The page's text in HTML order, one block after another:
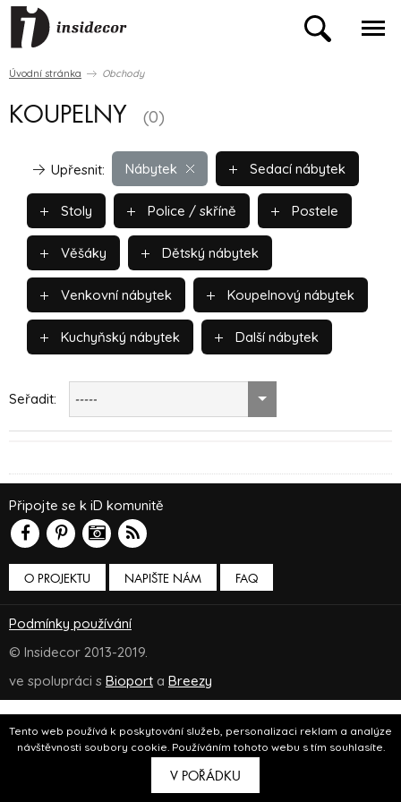
Tento web používá k poskytování služeb, personalizaci reklam a analýze
návštěvnosti soubory cookie. Používáním tohoto webu s tím souhlasíte.
V POŘÁDKU
Úvodní stránka Obchody
KOUPELNY (0)
Nábytek
Upřesnit: Sedací nábytek
Stoly Police / skříně Postele
Věšáky Dětský nábytek
Venkovní nábytek Koupelnový nábytek
Kuchyňský nábytek Další nábytek
Seřadit: -----
O PROJEKTU NAPIŠTE NÁM
Připojte se k iD komunitě
FAQ
Podmínky používání
© Insidecor 2013-2019.
ve spolupráci s Bioport a Breezy